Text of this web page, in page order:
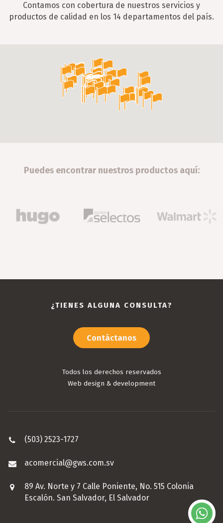
Contamos con cobertura de nuestros servicios y
productos de calidad en los 14 departamentos del país.
Puedes encontrar nuestros productos aquí:
¿TIENES ALGUNA CONSULTA?
Contáctanos
Todos los derechos reservados
Web design & development
(503) 2523-1727
acomercial@gws.com.sv
89 Av. Norte y 7 Calle Poniente, No. 515 Colonia
Escalón. San Salvador, El Salvador